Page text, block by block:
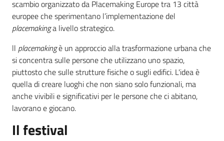
i
s
m
o
E
v
e
n
scambio organizzato da Placemaking Europe tra 13 città
europee che sperimentano l’implementazione del
placemakinga livello strategico.
ll placemakingè un approccio alla trasformazione urbana che
si concentra sulle persone che utilizzano uno spazio,
piuttosto che sulle strutture fisiche o sugli edifici. L'idea è
quella di creare luoghi che non siano solo funzionali, ma
anche vivibili e significativi per le persone che ci abitano,
lavorano e giocano.
Il festival